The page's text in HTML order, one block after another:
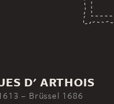
D' ARTHOIS
– Brüssel 1686